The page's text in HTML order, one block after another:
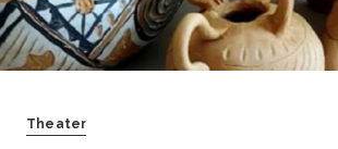
Theater